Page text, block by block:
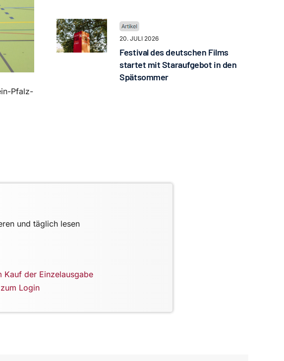
Pfalz-
20. JULI 2026
Festival des deutschen Films
startet mit Staraufgebot in den
Spätsommer
und täglich lesen
Kauf der Einzelausgabe
Login